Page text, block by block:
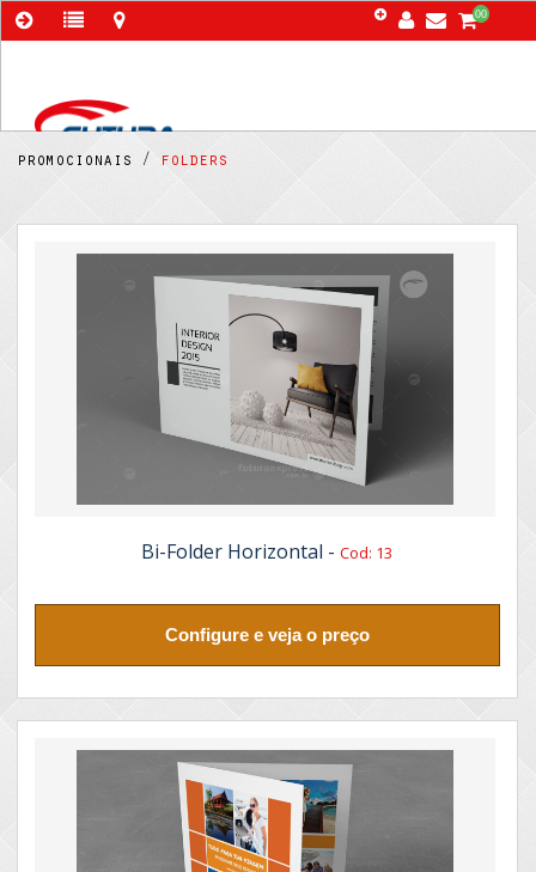
00
promocionais / folders
Bi-Folder Horizontal -Cod: 13
Configure e veja o preço